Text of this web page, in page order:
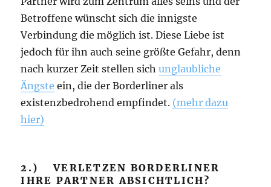
Betroffene wünscht sich die innigste
Verbindung die möglich ist. Diese Liebe ist
jedoch für ihn auch seine größte Gefahr, denn
nach kurzer Zeit stellen sichunglaubliche
Ängste ein, die der Borderliner als
existenzbedrohend empfindet. (mehr dazu
hier)
2.) VERLETZEN BORDERLINER
IHRE PARTNER ABSICHTLICH?